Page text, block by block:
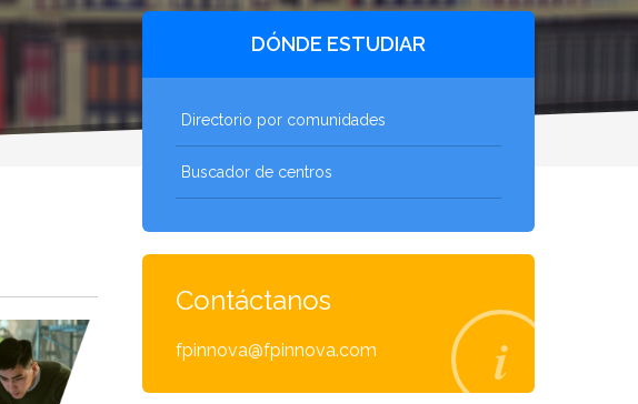
DÓNDE ESTUDIAR
Directorio por comunidades
Buscador de centros
Contáctanos
fpinnova@fpinnova.com